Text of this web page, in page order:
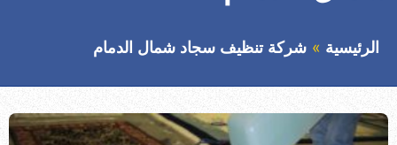
الرئيسية شركة تنظيف سجاد شمال الدمام